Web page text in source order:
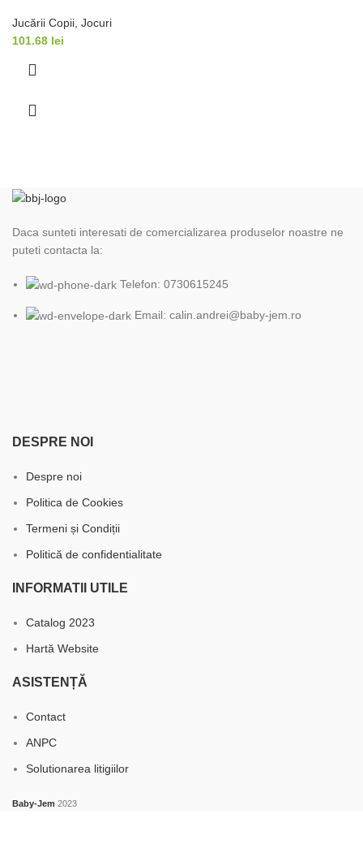
Jucării Copii, Jocuri
101.68 lei
Daca sunteti interesati de comercializarea produselor noastre ne
puteti contacta la:
Telefon: 0730615245
Email: calin.andrei@baby-jem.ro
DESPRE NOI
Despre noi
Politica de Cookies
Termeni și Condiții
Politică de confidentialitate
INFORMATII UTILE
Catalog 2023
Hartă Website
ASISTENȚĂ
Contact
ANPC
Solutionarea litigiilor
Baby-Jem 2023